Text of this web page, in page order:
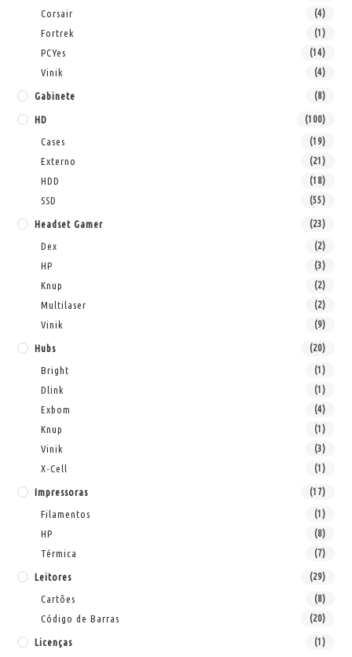
Corsair (4)
Fortrek (1)
PCYes (14)
Vinik (4)
Gabinete (8)
HD (100)
Cases (19)
Externo (21)
HDD (18)
SSD (55)
Headset Gamer (23)
Dex (2)
HP (3)
Knup (2)
Multilaser (2)
Vinik (9)
Hubs (20)
Bright (1)
Dlink (1)
Exbom (4)
Knup (1)
Vinik (3)
X-Cell (1)
Impressoras (17)
Filamentos (1)
HP (8)
Térmica (7)
Leitores (29)
Cartões (8)
Código de Barras (20)
Licenças (1)